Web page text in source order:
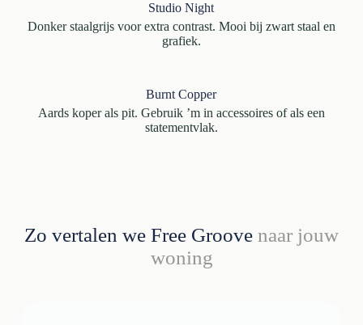
Studio Night
Donker staalgrijs voor extra contrast. Mooi bij zwart staal en
grafiek.
Burnt Copper
Aards koper als pit. Gebruik ’m in accessoires of als een
statementvlak.
Zo vertalen we Free Groove naar jouw
woning